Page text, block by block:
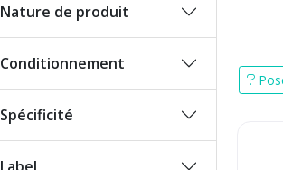
Nature de produit
Conditionnement
Spécificité